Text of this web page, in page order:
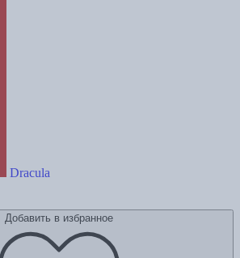
Dracula
Добавить в избранное